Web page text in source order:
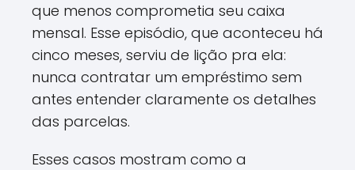
que menos comprometia seu caixa
mensal. Esse episódio, que aconteceu há
cinco meses, serviu de lição pra ela:
nunca contratar um empréstimo sem
antes entender claramente os detalhes
das parcelas.
Esses casos mostram como a